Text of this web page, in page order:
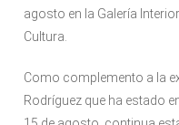
agosto en la Galería
Cultura.
Como complemento a la
Rodríguez que ha estado